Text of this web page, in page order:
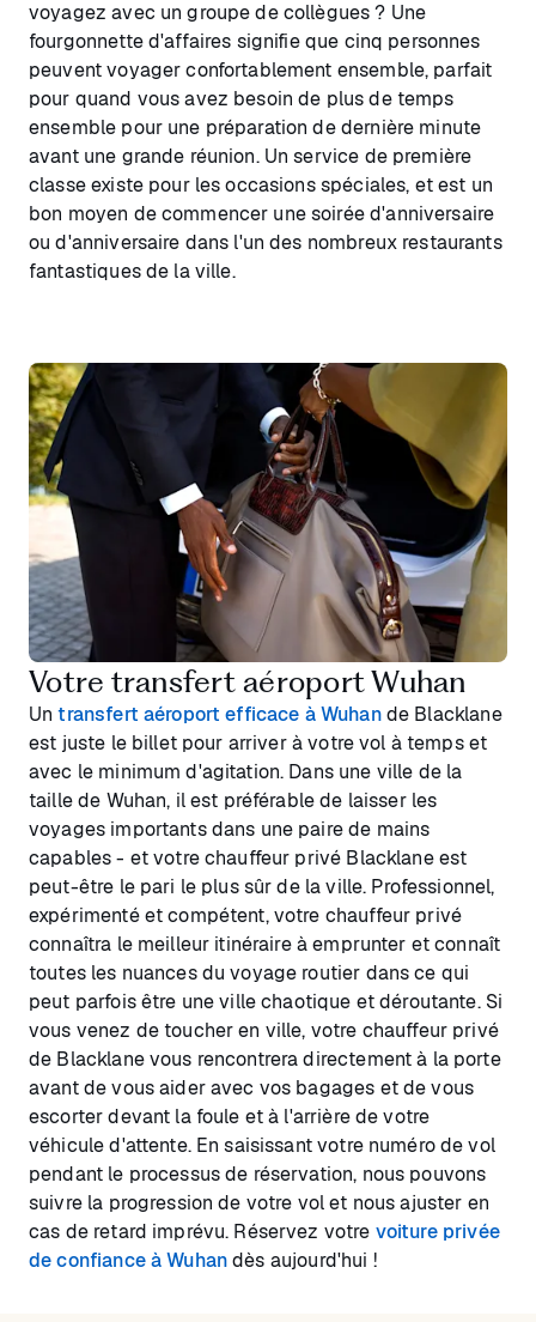
voyagez avec un groupe de collègues ? Une
fourgonnette d'affaires signifie que cinq personnes
peuvent voyager confortablement ensemble, parfait
pour quand vous avez besoin de plus de temps
ensemble pour une préparation de dernière minute
avant une grande réunion. Un service de première
classe existe pour les occasions spéciales, et est un
bon moyen de commencer une soirée d'anniversaire
ou d'anniversaire dans l'un des nombreux restaurants
fantastiques de la ville.
Votre transfert aéroport Wuhan
Untransfert aéroport efficace à Wuhande Blacklane
est juste le billet pour arriver à votre vol à temps et
avec le minimum d'agitation. Dans une ville de la
taille de Wuhan, il est préférable de laisser les
voyages importants dans une paire de mains
capables - et votre chauffeur privé Blacklane est
peut-être le pari le plus sûr de la ville. Professionnel,
expérimenté et compétent, votre chauffeur privé
connaîtra le meilleur itinéraire à emprunter et connaît
toutes les nuances du voyage routier dans ce qui
peut parfois être une ville chaotique et déroutante. Si
vous venez de toucher en ville, votre chauffeur privé
de Blacklane vous rencontrera directement à la porte
avant de vous aider avec vos bagages et de vous
escorter devant la foule et à l'arrière de votre
véhicule d'attente. En saisissant votre numéro de vol
pendant le processus de réservation, nous pouvons
suivre la progression de votre vol et nous ajuster en
cas de retard imprévu. Réservez votre voiture privée
de confiance à Wuhandès aujourd'hui !